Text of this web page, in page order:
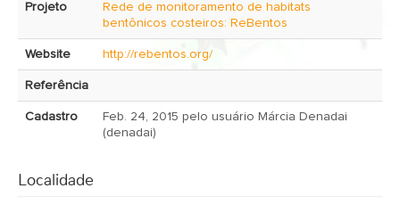
Projeto
Rede de monitoramento de habitats
bentônicos costeiros: ReBentos
Website http://rebentos.org/
Referência
Cadastro
Feb. 24, 2015 pelo usuário Márcia Denadai
(denadai)
Localidade